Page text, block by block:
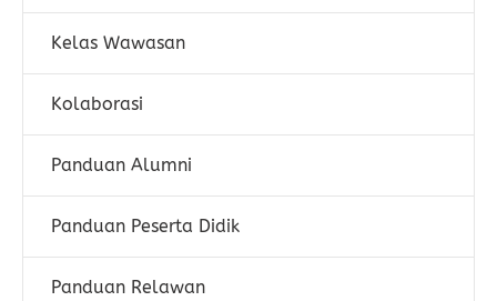
Kelas Wawasan
Kolaborasi
Panduan Alumni
Panduan Peserta Didik
Panduan Relawan